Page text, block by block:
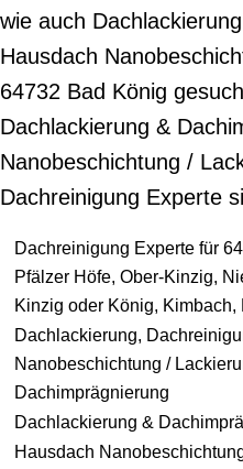
wie auch
Hausdach
64732 Bad König
Dachlackierung &
Nanobeschichtung /
Dachreinigung Experte
Dachreinigung Experte für
Pfälzer Höfe, Ober-Kinzig,
Kinzig oder König, Kimbach,
Dachlackierung,
Nanobeschichtung /
Dachimprägnierung
Dachlackierung &
Hausdach